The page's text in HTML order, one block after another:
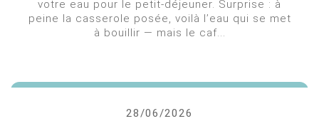
votre eau pour le petit-déjeuner. Surprise : à
peine la casserole posée, voilà l’eau qui se met
à bouillir — mais le caf...
28/06/2026